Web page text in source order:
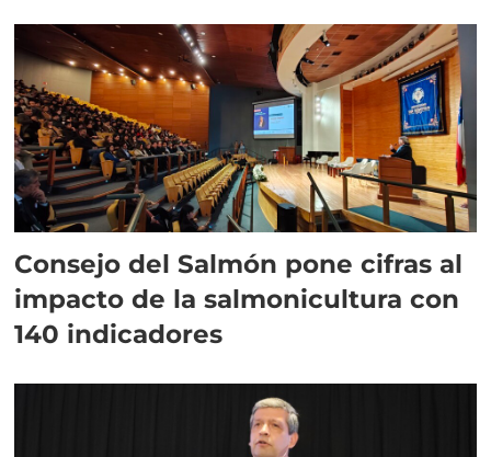
Consejo del Salmón pone cifras al
impacto de la salmonicultura con
140 indicadores